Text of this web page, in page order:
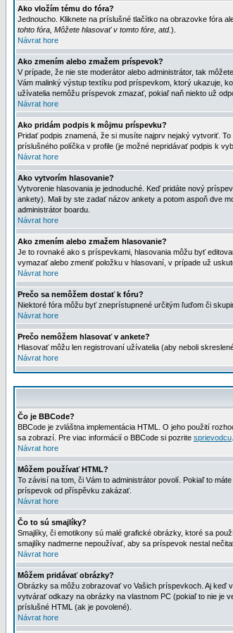
Ako vložím tému do fóra?
Jednoucho. Kliknete na príslušné tlačítko na obrazovke fóra
tohto fóra, Môžete hlasovať v tomto fóre, atd.).
Návrat hore
Ako zmením alebo zmažem príspevok?
V prípade, že nie ste moderátor alebo administrátor, tak
Vám malinký výstup textíku pod príspevkom, ktorý ukazuje,
užívatelia nemôžu príspevok zmazať, pokiaľ naň niekto už
Návrat hore
Ako pridám podpis k môjmu príspevku?
Pridať podpis znamená, že si musíte najprv nejaký vytvoriť.
príslušného políčka v profile (je možné nepridávať podpis k
Návrat hore
Ako vytvorím hlasovanie?
Vytvorenie hlasovania je jednoduché. Keď pridáte nový
ankety). Mali by ste zadať názov ankety a potom aspoň dve
administrátor boardu.
Návrat hore
Ako zmením alebo zmažem hlasovanie?
Je to rovnaké ako s príspevkami, hlasovania môžu byť
vymazať alebo zmeniť položku v hlasovaní, v prípade už
Návrat hore
Prečo sa nemôžem dostať k fóru?
Niektoré fóra môžu byť zneprístupnené určitým ľuďom či
Návrat hore
Prečo nemôžem hlasovať v ankete?
Hlasovať môžu len registrovaní užívatelia (aby neboli
Návrat hore
Čo je BBCode?
BBCode je zvláštna implementácia HTML. O jeho použití
sa zobrazí. Pre viac informácií o BBCode si pozrite sprievodcu
Návrat hore
Môžem používať HTML?
To závisí na tom, či Vám to administrátor povolí. Pokiaľ to
príspevok od příspěvku zakázať.
Návrat hore
Čo to sú smajlíky?
Smajlíky, či emotikony sú malé grafické obrázky, ktoré sa
smajlíky nadmerne nepoužívať, aby sa príspevok nestal
Návrat hore
Môžem pridávať obrázky?
Obrázky sa môžu zobrazovať vo Vašich príspevkoch. Aj keď
vytvárať odkazy na obrázky na vlastnom PC (pokiaľ to nie je
príslušné HTML (ak je povolené).
Návrat hore